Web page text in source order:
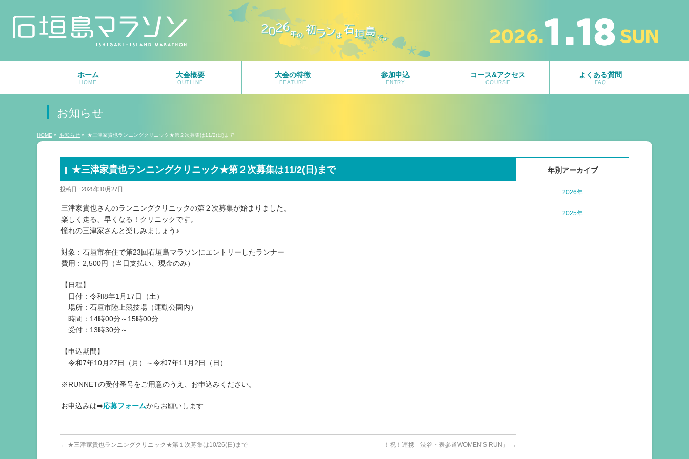
ホーム
HOME
大会概要
OUTLINE
大会の特徴
FEATURE
参加申込
ENTRY
コース&アクセス
COURSE
よくある質問
FAQ
お知らせ
HOME » お知らせ » ★三津家貴也ランニングクリニック★第２次募集は11/2(日)まで
★三津家貴也ランニングクリニック★第２次募集は11/2(日)まで
投稿日 : 2025年10月27日
三津家貴也さんのランニングクリニックの第２次募集が始まりました。
楽しく走る、早くなる！クリニックです。
憧れの三津家さんと楽しみましょう♪
対象：石垣市在住で第23回石垣島マラソンにエントリーしたランナー
費用：2,500円（当日支払い、現金のみ）
【日程】
日付：令和8年1月17日（土）
場所：石垣市陸上競技場（運動公園内）
時間：14時00分～15時00分
受付：13時30分～
【申込期間】
令和7年10月27日（月）～令和7年11月2日（日）
※RUNNETの受付番号をご用意のうえ、お申込みください。
お申込みは➡応募フォームからお願いします
← ★三津家貴也ランニングクリニック★第１次募集は10/26(日)まで ！祝！連携「渋谷・表参道WOMEN’S RUN」 →
年別アーカイブ
2026年
2025年